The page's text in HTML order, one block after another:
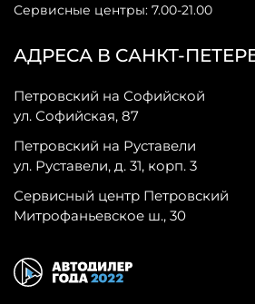
АДРЕСА В САНКТ-
Петровский на Софийской
ул. Софийская, 87
Петровский на Руставели
ул. Руставели, д. 31, корп. 3
Сервисный центр Петровский
Митрофаньевское ш., 30
Сервисные центры: 7.00-21.00